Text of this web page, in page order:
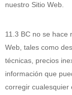
nuestro Sitio Web.
11.3 BC no se hace
Web, tales como
técnicas, precios
información que
corregir cualesquier